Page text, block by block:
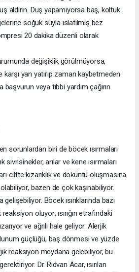
aldırın. Duş yapamıyorsa baş, koltuk
soğuk suyla ıslatılmış bez
20 dakika düzenli olarak
değişiklik görülmüyorsa,
yan yatırıp zaman kaybetmeden
başvurun veya tıbbi yardım çağırın.
sorunlardan biri de böcek ısırmaları
sivrisinekler, arılar ve kene ısırmaları
ciltte kızarıklık ve döküntü oluşmasına
olabiliyor, bazen de çok kaşınabiliyor.
Böcek ısırıklarında bazı
oluyor; ısırığın etrafındaki
ve ağrılı hale geliyor. Alerjik
güçlüğü, baş dönmesi ve yüzde
reaksiyon meydana gelebiliyor, bu
Dr. Rıdvan Acar, ısırılan